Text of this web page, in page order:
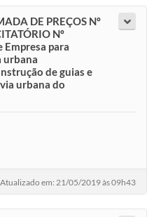
DE PREÇOS Nº
Nº
para
urbana
de guias e
urbana do
Atualizado em: 21/05/2019 às 09h43